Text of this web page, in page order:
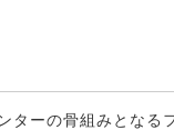
ターの骨組みとなる